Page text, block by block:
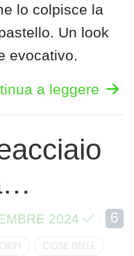
lo colpisce la
Un look
evocativo.
a leggere
2024 6
COSE BELLE